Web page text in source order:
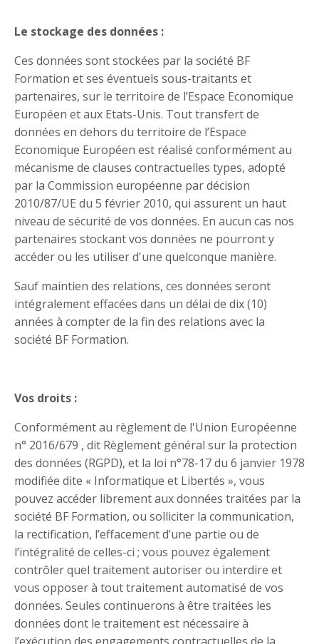
Le stockage des données :
Ces données sont stockées par la société BF
Formation et ses éventuels sous-traitants et
partenaires, sur le territoire de l’Espace Economique
Européen et aux Etats-Unis. Tout transfert de
données en dehors du territoire de l’Espace
Economique Européen est réalisé conformément au
mécanisme de clauses contractuelles types, adopté
par la Commission européenne par décision
2010/87/UE du 5 février 2010, qui assurent un haut
niveau de sécurité de vos données. En aucun cas nos
partenaires stockant vos données ne pourront y
accéder ou les utiliser d'une quelconque manière.
Sauf maintien des relations, ces données seront
intégralement effacées dans un délai de dix (10)
années à compter de la fin des relations avec la
société BF Formation.
Vos droits :
Conformément au règlement de l'Union Européenne
n° 2016/679 , dit Règlement général sur la protection
des données (RGPD), et la loi n°78-17 du 6 janvier 1978
modifiée dite « Informatique et Libertés », vous
pouvez accéder librement aux données traitées par la
société BF Formation, ou solliciter la communication,
la rectification, l’effacement d’une partie ou de
l’intégralité de celles-ci ; vous pouvez également
contrôler quel traitement autoriser ou interdire et
vous opposer à tout traitement automatisé de vos
données. Seules continuerons à être traitées les
données dont le traitement est nécessaire à